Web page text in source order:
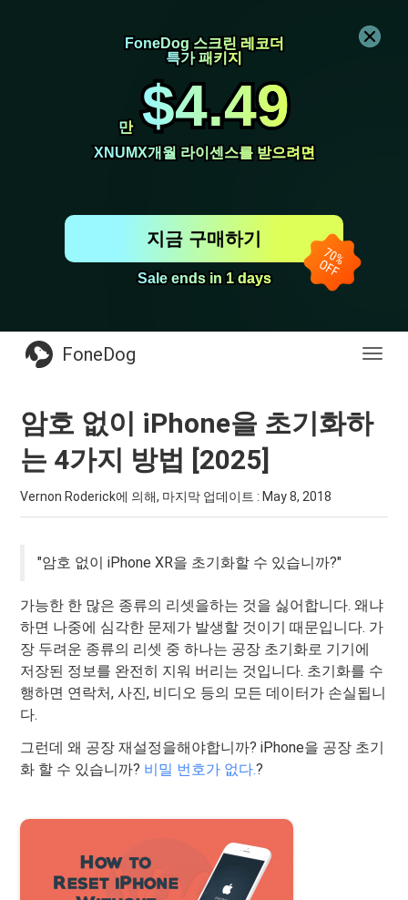
FoneDog 스크린 레코더
FoneDog 스크린 레코더
특가 패키지
특가 패키지
만
만 $4.49
$4.49
XNUMX개월 라이센스를 받으려면
XNUMX개월 라이센스를 받으려면
Sale ends in 1 days
Sale ends in 1 days
지금 구매하기
전
FoneDog
암호 없이 iPhone을 초기화하
는 4가지 방법 [2025]
Vernon Roderick에 의해, 마지막 업데이트 : May 8, 2018
"암호 없이 iPhone XR을 초기화할 수 있습니까?"
가능한 한 많은 종류의 리셋을하는 것을 싫어합니다. 왜냐
하면 나중에 심각한 문제가 발생할 것이기 때문입니다. 가
장 두려운 종류의 리셋 중 하나는 공장 초기화로 기기에
저장된 정보를 완전히 지워 버리는 것입니다. 초기화를 수
행하면 연락처, 사진, 비디오 등의 모든 데이터가 손실됩니
다.
그런데 왜 공장 재설정을해야합니까? iPhone을 공장 초기
화 할 수 있습니까? 비밀 번호가 없다.?